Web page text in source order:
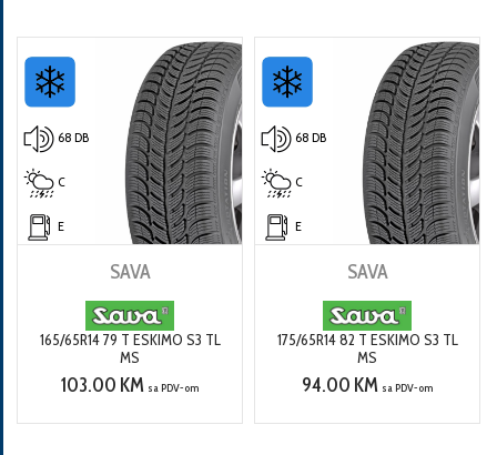
68 DB
C
E
SAVA
165/65R14 79 T ESKIMO S3 TL
MS
103.00 KM sa PDV-om
68 DB
C
E
SAVA
175/65R14 82 T ESKIMO S3 TL
MS
94.00 KM sa PDV-om